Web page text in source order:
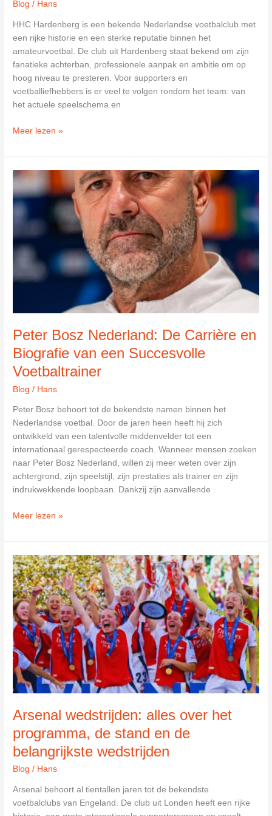
Blog / Hans
HHC Hardenberg is een bekende Nederlandse voetbalclub met
een rijke historie en een sterke reputatie binnen het
amateurvoetbal. De club uit Hardenberg staat bekend om zijn
fanatieke achterban, professionele aanpak en ambitie om op
hoog niveau te presteren. Voor supporters en
voetballiefhebbers is er veel te volgen rondom het team: van
het actuele speelschema en
HHC
Voetbal:
Analyse,
Statistieken,
Live
Score
en
Laatste
Nieuws
Meer lezen »
Peter Bosz Nederland: De Carrière en
Biografie van een Succesvolle
Voetbaltrainer
Blog / Hans
Peter Bosz behoort tot de bekendste namen binnen het
Nederlandse voetbal. Door de jaren heen heeft hij zich
ontwikkeld van een talentvolle middenvelder tot een
internationaal gerespecteerde coach. Wanneer mensen zoeken
naar Peter Bosz Nederland, willen zij meer weten over zijn
achtergrond, zijn speelstijl, zijn prestaties als trainer en zijn
indrukwekkende loopbaan. Dankzij zijn aanvallende
Peter
Nederland:
De
Carrière
en
Biografie
van
een
Succesvolle
Voetbaltrainer
Meer lezen »
Arsenal wedstrijden: alles over het
programma, de stand en de
belangrijkste wedstrijden
Blog / Hans
Arsenal behoort al tientallen jaren tot de bekendste
voetbalclubs van Engeland. De club uit Londen heeft een rijke